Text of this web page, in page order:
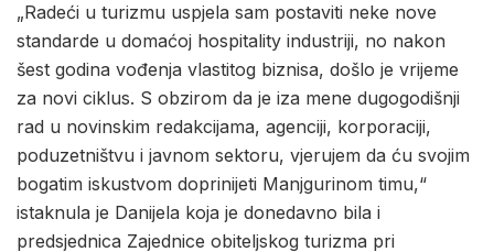
„Radeći u turizmu uspjela sam postaviti neke nove
standarde u domaćoj hospitality industriji, no nakon
šest godina vođenja vlastitog biznisa, došlo je vrijeme
za novi ciklus. S obzirom da je iza mene dugogodišnji
rad u novinskim redakcijama, agenciji, korporaciji,
poduzetništvu i javnom sektoru, vjerujem da ću svojim
bogatim iskustvom doprinijeti Manjgurinom timu,“
istaknula je Danijela koja je donedavno bila i
predsjednica Zajednice obiteljskog turizma pri